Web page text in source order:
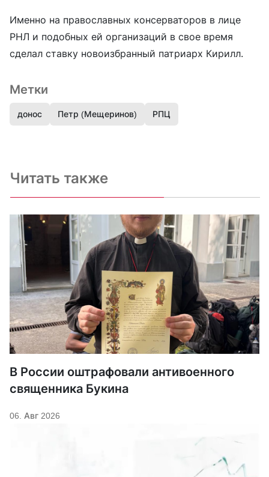
Именно на православных консерваторов в лице
РНЛ и подобных ей организаций в свое время
сделал ставку новоизбранный патриарх Кирилл.
Метки
донос Петр (Мещеринов) РПЦ
Читать также
В России оштрафовали антивоенного
священника Букина
06. Авг 2026